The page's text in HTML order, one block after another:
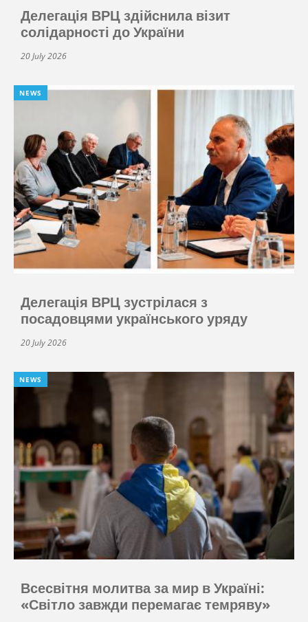
Делегація ВРЦ здійснила візит
солідарності до України
20 July 2026
NEWS
Делегація ВРЦ зустрілася з
посадовцями українського уряду
20 July 2026
NEWS
Всесвітня молитва за мир в Україні:
«Світло завжди перемагає темряву»